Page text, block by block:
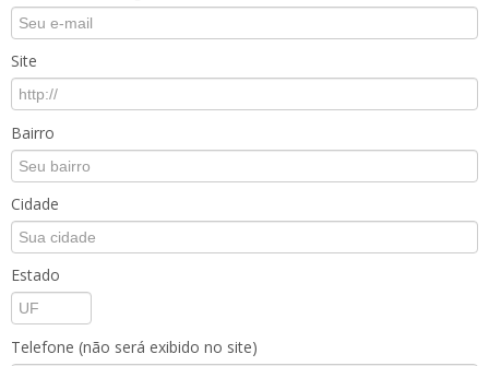
Site
Bairro
Cidade
Estado
Telefone (não será exibido no site)